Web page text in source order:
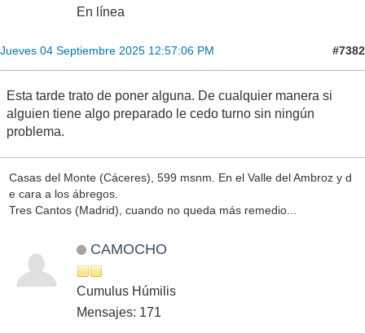
En línea
Jueves 04 Septiembre 2025 12:57:06 PM #7382
Esta tarde trato de poner alguna. De cualquier manera si
alguien tiene algo preparado le cedo turno sin ningún
problema.
Casas del Monte (Cáceres), 599 msnm. En el Valle del Ambroz y d
e cara a los ábregos.
Tres Cantos (Madrid), cuando no queda más remedio...
CAMOCHO
Cumulus Húmilis
Mensajes: 171